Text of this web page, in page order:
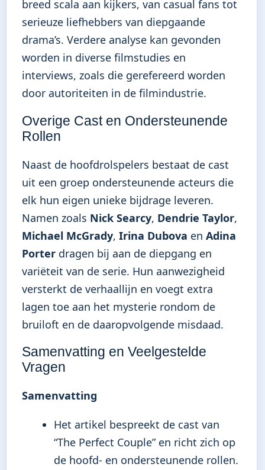
breed scala aan kijkers, van casual fans tot
serieuze liefhebbers van diepgaande
drama’s. Verdere analyse kan gevonden
worden in diverse filmstudies en
interviews, zoals die gerefereerd worden
door autoriteiten in de filmindustrie.
Overige Cast en Ondersteunende
Rollen
Naast de hoofdrolspelers bestaat de cast
uit een groep ondersteunende acteurs die
elk hun eigen unieke bijdrage leveren.
Namen zoals Nick Searcy, Dendrie Taylor,
Michael McGrady, Irina Dubova en Adina
Porter dragen bij aan de diepgang en
variëteit van de serie. Hun aanwezigheid
versterkt de verhaallijn en voegt extra
lagen toe aan het mysterie rondom de
bruiloft en de daaropvolgende misdaad.
Samenvatting en Veelgestelde
Vragen
Samenvatting
Het artikel bespreekt de cast van
“The Perfect Couple” en richt zich op
de hoofd- en ondersteunende rollen.